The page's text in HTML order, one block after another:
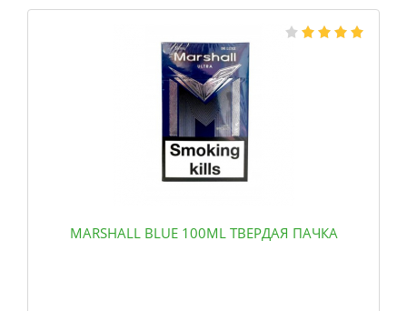
MARSHALL BLUE 100ML ТВЕРДАЯ ПАЧКА